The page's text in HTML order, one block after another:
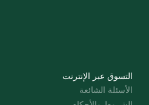
التسوق عبر الإنترنت
الأسئلة الشائعة